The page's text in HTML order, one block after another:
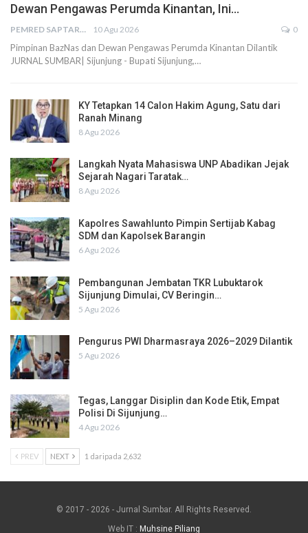
Dewan Pengawas Perumda Kinantan, Ini…
PEMRED SAPTARIUS 10 Agu 2026 0
Pimpinan BazNas dan Dewan Pengawas Perumda Kinantan Dilantik
JURNAL SUMBAR| Sijunjung - Bupati Sijunjung,…
KY Tetapkan 14 Calon Hakim Agung, Satu dari
Ranah Minang
8 Agu 2026
Langkah Nyata Mahasiswa UNP Abadikan Jejak
Sejarah Nagari Taratak…
8 Agu 2026
Kapolres Sawahlunto Pimpin Sertijab Kabag
SDM dan Kapolsek Barangin
6 Agu 2026
Pembangunan Jembatan TKR Lubuktarok
Sijunjung Dimulai, CV Beringin…
5 Agu 2026
Pengurus PWI Dharmasraya 2026–2029 Dilantik
5 Agu 2026
Tegas, Langgar Disiplin dan Kode Etik, Empat
Polisi Di Sijunjung…
4 Agu 2026
PREV NEXT 1 daripada 2,632
© 2017 - 2026 - Jurnal Sumbar. All Rights Reserved.
Web IT : Muhsine Piliang